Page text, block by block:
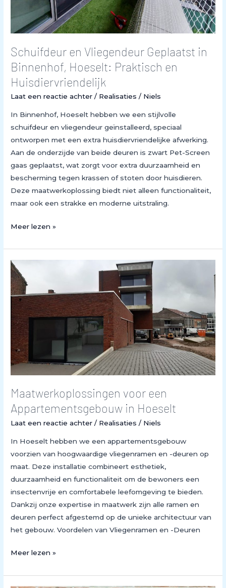
Schuifdeur en Vliegendeur Geplaatst in
Binnenhof, Hoeselt: Praktisch en
Huisdiervriendelijk
Laat een reactie achter / Realisaties / Niels
In Binnenhof, Hoeselt hebben we een stijlvolle
schuifdeur en vliegendeur geïnstalleerd, speciaal
ontworpen met een extra huisdiervriendelijke afwerking.
Aan de onderzijde van beide deuren is zwart Pet-Screen
gaas geplaatst, wat zorgt voor extra duurzaamheid en
bescherming tegen krassen of stoten door huisdieren.
Deze maatwerkoplossing biedt niet alleen functionaliteit,
maar ook een strakke en moderne uitstraling.
Meer lezen »
Maatwerkoplossingen voor een
Appartementsgebouw in Hoeselt
Laat een reactie achter / Realisaties / Niels
In Hoeselt hebben we een appartementsgebouw
voorzien van hoogwaardige vliegenramen en -deuren op
maat. Deze installatie combineert esthetiek,
duurzaamheid en functionaliteit om de bewoners een
insectenvrije en comfortabele leefomgeving te bieden.
Dankzij onze expertise in maatwerk zijn alle ramen en
deuren perfect afgestemd op de unieke architectuur van
het gebouw. Voordelen van Vliegenramen en -Deuren
Maatwerkoplossingen
voor
een
Appartementsgebouw
in
Hoeselt
Meer lezen »